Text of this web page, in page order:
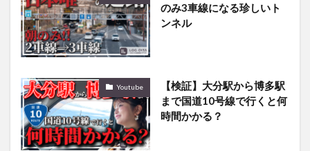
のみ3車線になる珍しいト
ンネル
Youtube
【検証】大分駅から博多駅
まで国道10号線で行くと何
時間かかる？